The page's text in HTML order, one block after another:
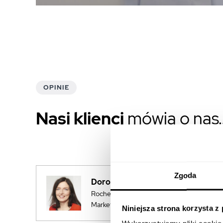
Zgoda
Niniejsza strona korzysta z
OPINIE
Nasi klienci mówią o
Dorota Wysocka
Roche Polska Sp. z.o.o., Multichannel
Marketing Manager